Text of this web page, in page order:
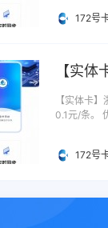
172号
【实
【实体卡
0.1元/条。
172号